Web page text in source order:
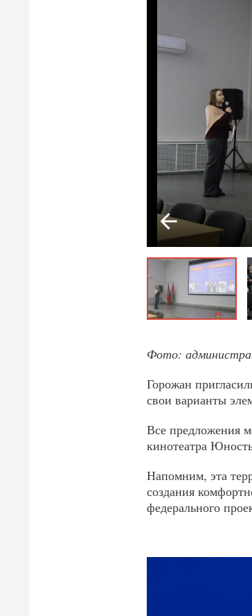
Фото:
Горожан
свои варианты
Все предложения
кинотеатра
Напомним, эта
создания
федерального